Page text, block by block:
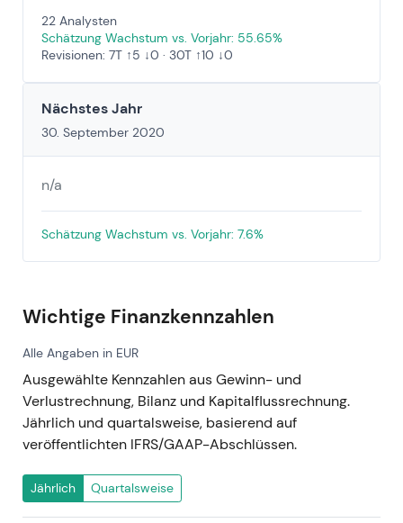
22 Analysten
Schätzung Wachstum vs. Vorjahr: 55.65%
Revisionen: 7T ↑5 ↓0 · 30T ↑10 ↓0
Nächstes Jahr
30. September 2020
n/a
Schätzung Wachstum vs. Vorjahr: 7.6%
Wichtige Finanzkennzahlen
Alle Angaben in EUR
Ausgewählte Kennzahlen aus Gewinn- und
Verlustrechnung, Bilanz und Kapitalflussrechnung.
Jährlich und quartalsweise, basierend auf
veröffentlichten IFRS/GAAP-Abschlüssen.
Jährlich Quartalsweise